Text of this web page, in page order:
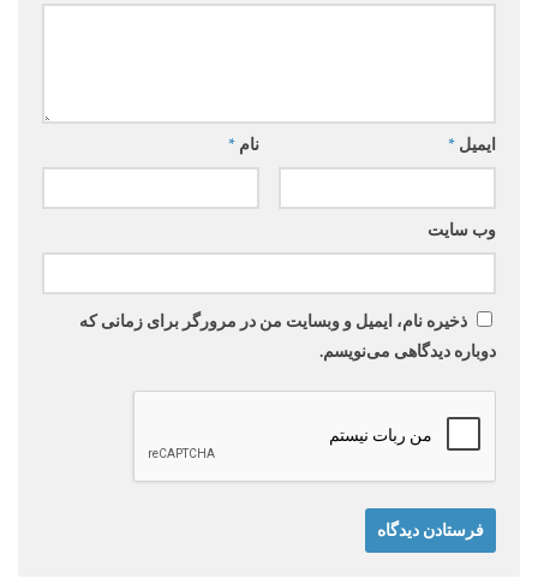
نام * ایمیل *
وب‌ سایت
ذخیره نام، ایمیل و وبسایت من در مرورگر برای زمانی که
دوباره دیدگاهی می‌نویسم.